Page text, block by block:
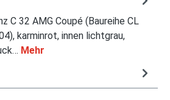
C 32 AMG Coupé (Baureihe CL
karminrot, innen lichtgrau,
Mehr